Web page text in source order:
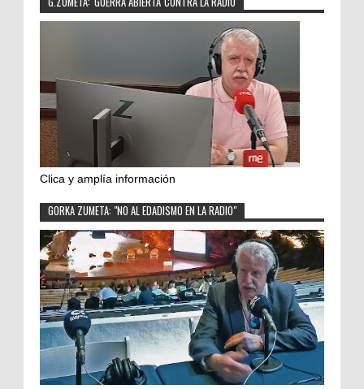
Clica y amplía información
GORKA ZUMETA: "NO AL EDADISMO EN LA RADIO"